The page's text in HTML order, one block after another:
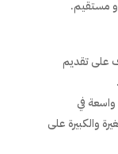
على تقديم
واسعة في
والكبيرة على